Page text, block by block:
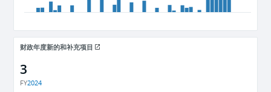
财政年度新的和补充项目
3
FY2024